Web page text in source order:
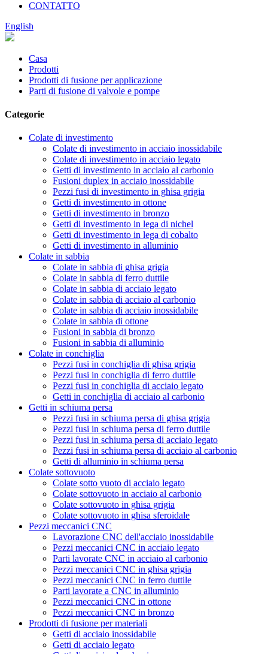
CONTATTO
English
Casa
Prodotti
Prodotti di fusione per applicazione
Parti di fusione di valvole e pompe
Categorie
Colate di investimento
Colate di investimento in acciaio inossidabile
Colate di investimento in acciaio legato
Getti di investimento in acciaio al carbonio
Fusioni duplex in acciaio inossidabile
Pezzi fusi di investimento in ghisa grigia
Getti di investimento in ottone
Getti di investimento in bronzo
Getti di investimento in lega di nichel
Getti di investimento in lega di cobalto
Getti di investimento in alluminio
Colate in sabbia
Colate in sabbia di ghisa grigia
Colate in sabbia di ferro duttile
Colate in sabbia di acciaio legato
Colate in sabbia di acciaio al carbonio
Colate in sabbia di acciaio inossidabile
Colate in sabbia di ottone
Fusioni in sabbia di bronzo
Fusioni in sabbia di alluminio
Colate in conchiglia
Pezzi fusi in conchiglia di ghisa grigia
Pezzi fusi in conchiglia di ferro duttile
Pezzi fusi in conchiglia di acciaio legato
Getti in conchiglia di acciaio al carbonio
Getti in schiuma persa
Pezzi fusi in schiuma persa di ghisa grigia
Pezzi fusi in schiuma persa di ferro duttile
Pezzi fusi in schiuma persa di acciaio legato
Pezzi fusi in schiuma persa di acciaio al carbonio
Getti di alluminio in schiuma persa
Colate sottovuoto
Colate sotto vuoto di acciaio legato
Colate sottovuoto in acciaio al carbonio
Colate sottovuoto in ghisa grigia
Colate sottovuoto in ghisa sferoidale
Pezzi meccanici CNC
Lavorazione CNC dell'acciaio inossidabile
Pezzi meccanici CNC in acciaio legato
Parti lavorate CNC in acciaio al carbonio
Pezzi meccanici CNC in ghisa grigia
Pezzi meccanici CNC in ferro duttile
Parti lavorate a CNC in alluminio
Pezzi meccanici CNC in ottone
Pezzi meccanici CNC in bronzo
Prodotti di fusione per materiali
Getti di acciaio inossidabile
Getti di acciaio legato